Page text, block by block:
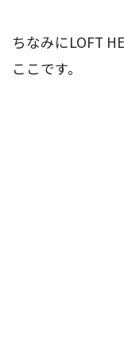
ちなみにLOFT
ここです。